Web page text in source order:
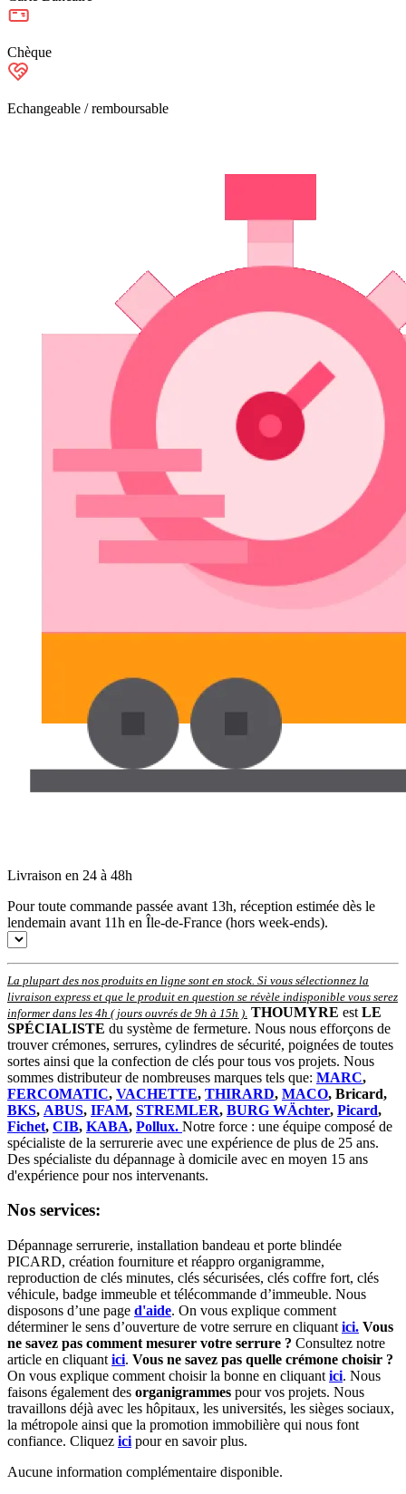
Chèque
Echangeable / remboursable
Livraison en 24 à 48h
Pour toute commande passée avant 13h, réception estimée dès le
lendemain avant 11h en Île-de-France (hors week-ends).
La plupart des nos produits en ligne sont en stock. Si vous sélectionnez la
livraison express et que le produit en question se révèle indisponible vous serez
informer dans les 4h ( jours ouvrés de 9h à 15h ) THOUMYRE est LE
SPÉCIALISTE du système de fermeture. Nous nous efforçons de
trouver crémones, serrures, cylindres de sécurité, poignées de toutes
sortes ainsi que la confection de clés pour tous vos projets. Nous
sommes distributeur de nombreuses marques tels que: MARC,
FERCOMATIC, VACHETTE, THIRARD, MACO, Bricard,
BKS, ABUS, IFAM, STREMLER, BURG WÄchter, Picard,
Fichet, CIB, KABA, Pollux. Notre force : une équipe composé de
spécialiste de la serrurerie avec une expérience de plus de 25 ans.
Des spécialiste du dépannage à domicile avec en moyen 15 ans
d'expérience pour nos intervenants.
Nos services:
Dépannage serrurerie, installation bandeau et porte blindée
PICARD, création fourniture et réappro organigramme,
reproduction de clés minutes, clés sécurisées, clés coffre fort, clés
véhicule, badge immeuble et télécommande d’immeuble. Nous
disposons d’une page d'aide. On vous explique comment
déterminer le sens d’ouverture de votre serrure en cliquant ici. Vous
ne savez pas comment mesurer votre serrure ? Consultez notre
article en cliquant ici. Vous ne savez pas quelle crémone choisir ?
On vous explique comment choisir la bonne en cliquant ici. Nous
faisons également des organigrammes pour vos projets. Nous
travaillons déjà avec les hôpitaux, les universités, les sièges sociaux,
la métropole ainsi que la promotion immobilière qui nous font
confiance. Cliquez ici pour en savoir plus.
Aucune information complémentaire disponible.